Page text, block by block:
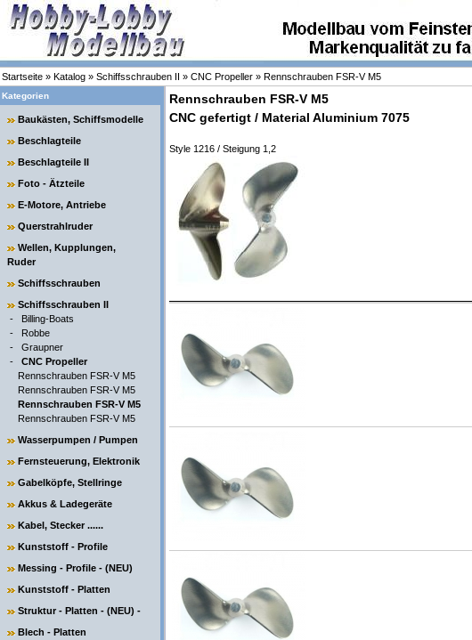
Startseite » Katalog » Schiffsschrauben II » CNC Propeller » Rennschrauben FSR-V M5
Kategorien
Baukästen, Schiffsmodelle
Beschlagteile
Beschlagteile II
Foto - Ätzteile
E-Motore, Antriebe
Querstrahlruder
Wellen, Kupplungen,
Ruder
Schiffsschrauben
Schiffsschrauben II
- Billing-Boats
- Robbe
- Graupner
- CNC Propeller
Rennschrauben FSR-V M5
Rennschrauben FSR-V M5
Rennschrauben FSR-V M5
Rennschrauben FSR-V M5
Wasserpumpen / Pumpen
Fernsteuerung, Elektronik
Gabelköpfe, Stellringe
Akkus & Ladegeräte
Kabel, Stecker ......
Kunststoff - Profile
Messing - Profile - (NEU)
Kunststoff - Platten
Struktur - Platten - (NEU) -
Blech - Platten
Rennschrauben FSR-V M5
CNC gefertigt / Material Aluminium 7075
Style 1216 / Steigung 1,2